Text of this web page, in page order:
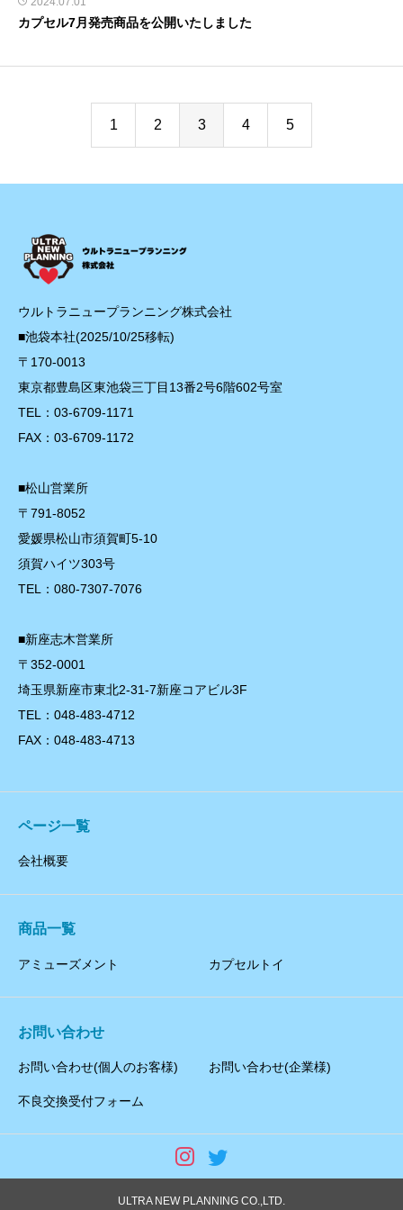
カプセル7月発売商品を公開いたしました
1 2 3 4 5
ウルトラニュープランニング株式会社
■池袋本社(2025/10/25移転)
〒170-0013
東京都豊島区東池袋三丁目13番2号6階602号室
TEL：03-6709-1171
FAX：03-6709-1172
■松山営業所
〒791-8052
愛媛県松山市須賀町5-10
須賀ハイツ303号
TEL：080-7307-7076
■新座志木営業所
〒352-0001
埼玉県新座市東北2-31-7新座コアビル3F
TEL：048-483-4712
FAX：048-483-4713
ページ一覧
会社概要
商品一覧
アミューズメント カプセルトイ
お問い合わせ
お問い合わせ(個人のお客様) お問い合わせ(企業様)
不良交換受付フォーム
ULTRA NEW PLANNING CO.,LTD.